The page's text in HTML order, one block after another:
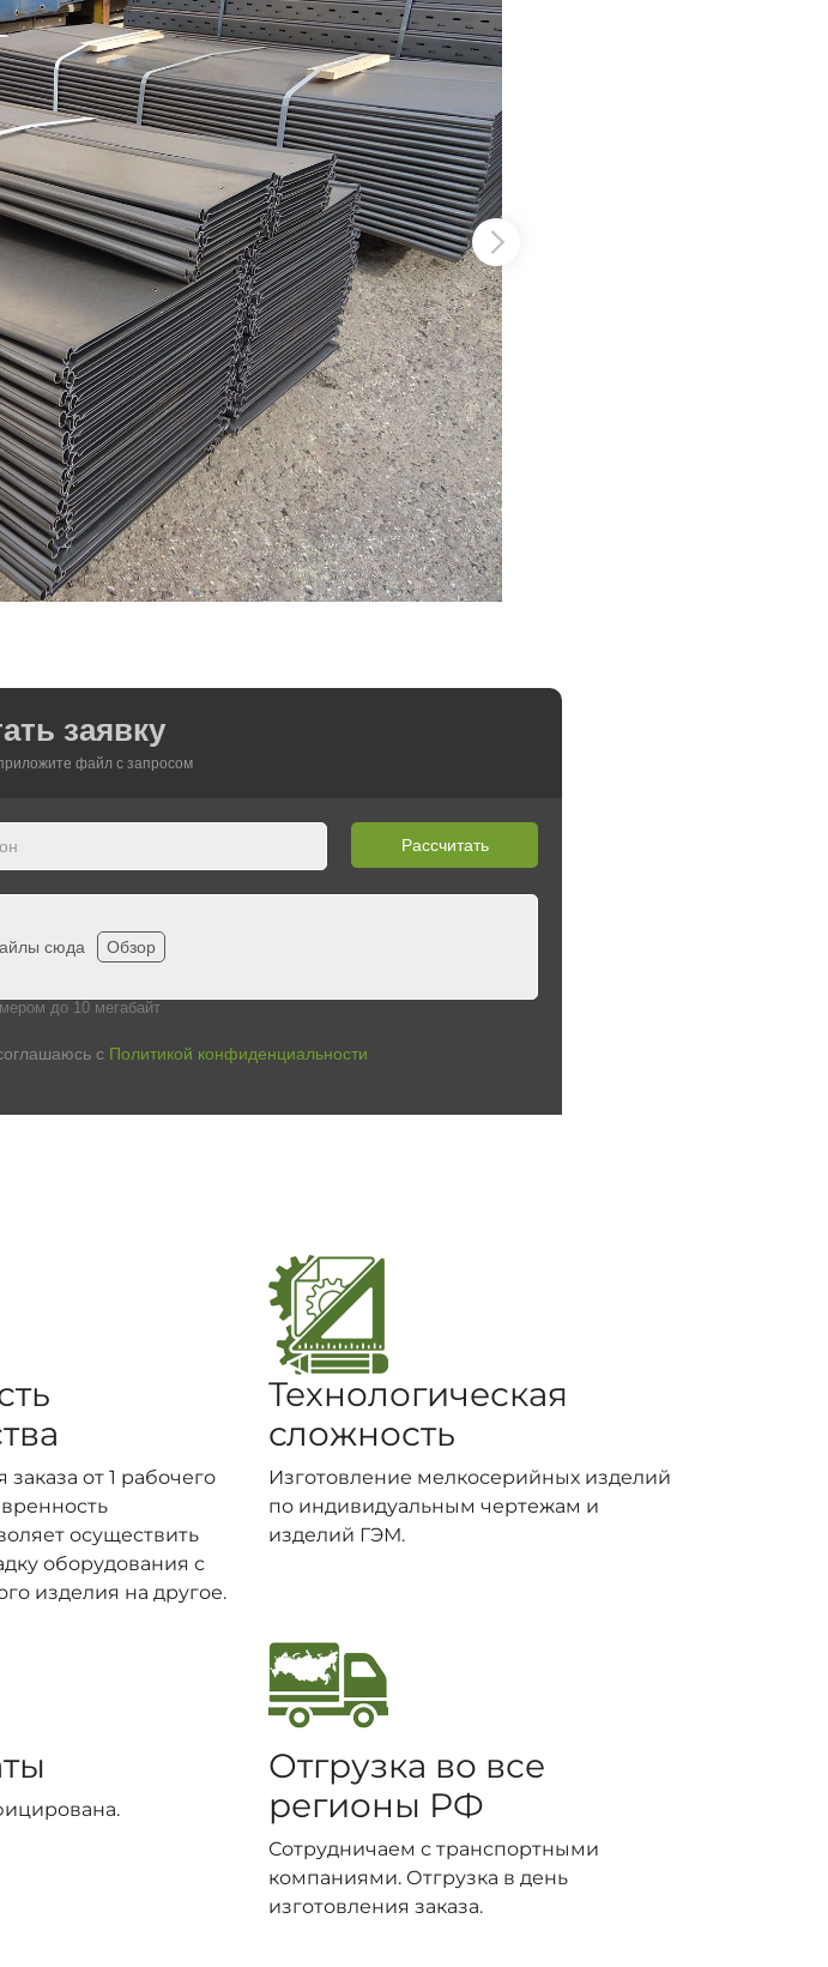
заявку
файл c запросом
Рассчитать
сюда Обзор
до 10 мегабайт
с Политикой конфиденциальности
от 1 рабочего
осуществить
оборудования с
изделия на другое.
Технологическая
сложность
Изготовление мелкосерийных изделий
по индивидуальным чертежам и
изделий ГЭМ.
Отгрузка во все
регионы РФ
Сотрудничаем с транспортными
компаниями. Отгрузка в день
изготовления заказа.